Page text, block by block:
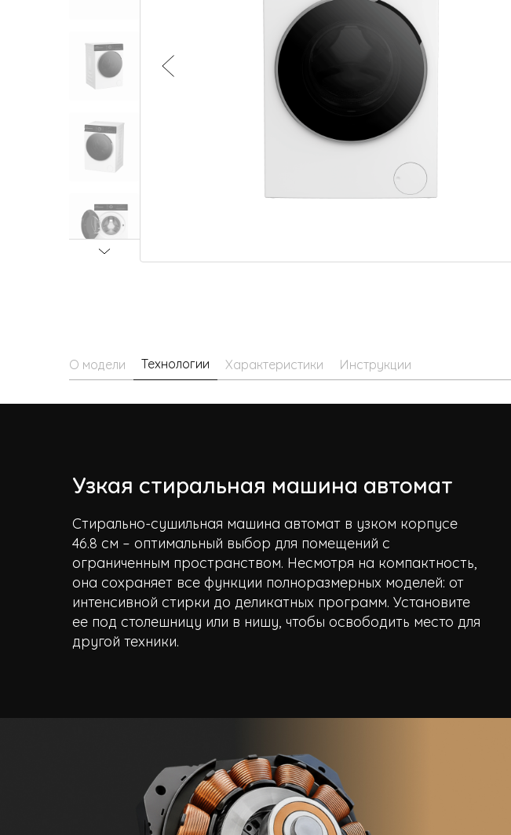
О модели Технологии Характеристики Инструкции
Узкая стиральная машина автомат
Стирально-сушильная машина автомат в узком корпусе
46.8 см – оптимальный выбор для помещений с
ограниченным пространством. Несмотря на компактность,
она сохраняет все функции полноразмерных моделей: от
интенсивной стирки до деликатных программ. Установите
ее под столешницу или в нишу, чтобы освободить место для
другой техники.